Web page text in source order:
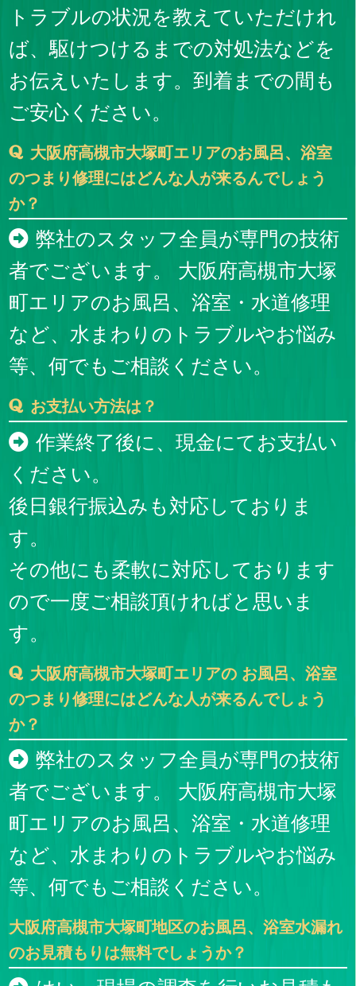
トラブルの状況を教えていただけれ
ば、駆けつけるまでの対処法などを
お伝えいたします。到着までの間も
ご安心ください。
大阪府高槻市大塚町エリアのお風呂、浴室
のつまり修理にはどんな人が来るんでしょう
か？
弊社のスタッフ全員が専門の技術
者でございます。 大阪府高槻市大塚
町エリアのお風呂、浴室・水道修理
など、水まわりのトラブルやお悩み
等、何でもご相談ください。
お支払い方法は？
作業終了後に、現金にてお支払い
ください。
後日銀行振込みも対応しておりま
す。
その他にも柔軟に対応しております
ので一度ご相談頂ければと思いま
す。
大阪府高槻市大塚町エリアの お風呂、浴室
のつまり修理にはどんな人が来るんでしょう
か？
弊社のスタッフ全員が専門の技術
者でございます。 大阪府高槻市大塚
町エリアのお風呂、浴室・水道修理
など、水まわりのトラブルやお悩み
等、何でもご相談ください。
大阪府高槻市大塚町地区のお風呂、浴室水漏れ
のお見積もりは無料でしょうか？